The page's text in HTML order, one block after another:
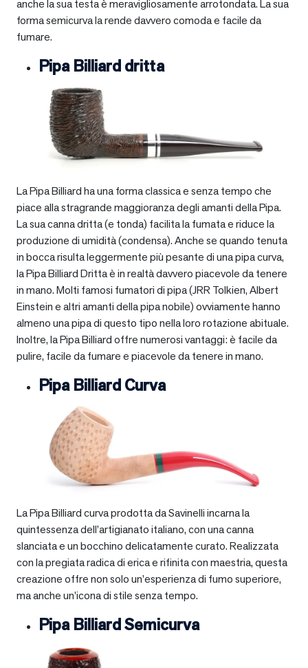
anche la sua testa è meravigliosamente arrotondata. La sua
forma semicurva la rende davvero comoda e facile da
fumare.
Pipa Billiard dritta
La Pipa Billiard ha una forma classica e senza tempo che
piace alla stragrande maggioranza degli amanti della Pipa.
La sua canna dritta (e tonda) facilita la fumata e riduce la
produzione di umidità (condensa). Anche se quando tenuta
in bocca risulta leggermente più pesante di una pipa curva,
la Pipa Billiard Dritta è in realtà davvero piacevole da tenere
in mano. Molti famosi fumatori di pipa (JRR Tolkien, Albert
Einstein e altri amanti della pipa nobile) ovviamente hanno
almeno una pipa di questo tipo nella loro rotazione abituale.
Inoltre, la Pipa Billiard offre numerosi vantaggi: è facile da
pulire, facile da fumare e piacevole da tenere in mano.
Pipa Billiard Curva
La Pipa Billiard curva prodotta da Savinelli incarna la
quintessenza dell’artigianato italiano, con una canna
slanciata e un bocchino delicatamente curato. Realizzata
con la pregiata radica di erica e rifinita con maestria, questa
creazione offre non solo un’esperienza di fumo superiore,
ma anche un’icona di stile senza tempo.
Pipa Billiard Semicurva